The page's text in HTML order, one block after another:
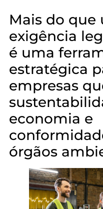
Mais do que
exigência
é uma
estratégica
empresas
economia e
órgãos